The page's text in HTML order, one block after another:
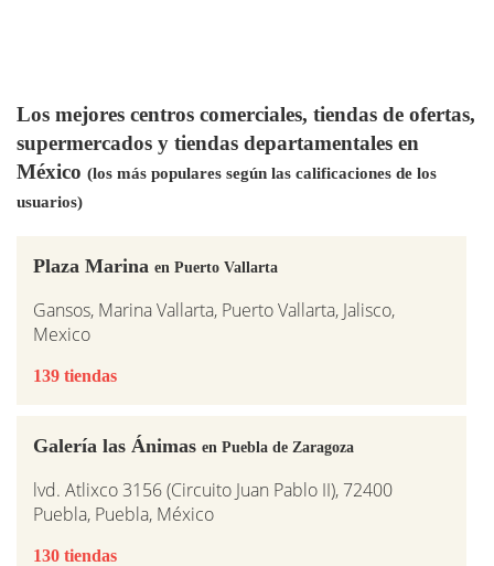
Los mejores centros comerciales, tiendas de ofertas,
supermercados y tiendas departamentales en
México (los más populares según las calificaciones de los
usuarios)
Plaza Marina en Puerto Vallarta
Gansos, Marina Vallarta, Puerto Vallarta, Jalisco,
Mexico
139 tiendas
Galería las Ánimas en Puebla de Zaragoza
lvd. Atlixco 3156 (Circuito Juan Pablo II), 72400
Puebla, Puebla, México
130 tiendas